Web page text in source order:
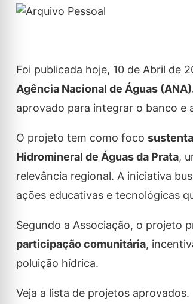
Foi publicada hoje, 10 de Abril de
Agência Nacional de Águas
aprovado para integrar o banco e
O projeto tem como foco
Hidromineral de Águas da Prata,
relevância regional. A iniciativa
ações educativas e tecnológicas
Segundo a Associação, o projeto
participação comunitária,
poluição hídrica.
Veja a lista de projetos aprovados.